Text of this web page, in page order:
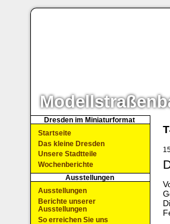
Dresden im Miniaturformat
Startseite
Das kleine Dresden
Unsere Stadtteile
Wochenberichte
Ausstellungen
Ausstellungen
Berichte unserer
Ausstellungen
So erreichen Sie uns